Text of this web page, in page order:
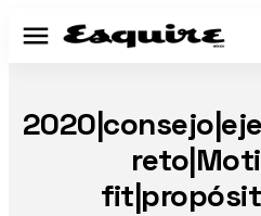
Menú